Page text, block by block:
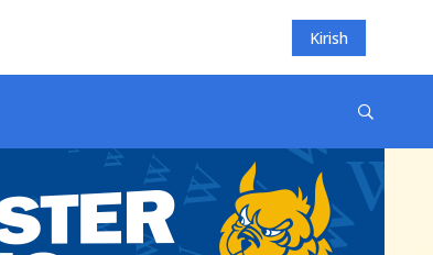
Kirish